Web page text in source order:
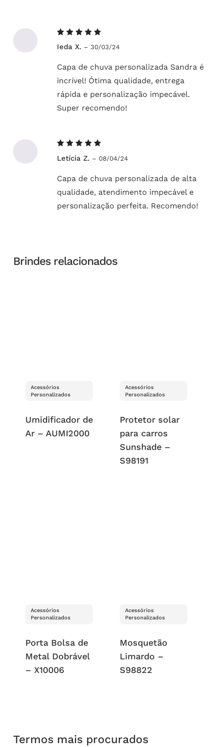
5de 5
Ieda X. – 30/03/24
Capa de chuva personalizada Sandra é
incrível! Ótima qualidade, entrega
rápida e personalização impecável.
Super recomendo!
5de 5
Letícia Z. – 08/04/24
Capa de chuva personalizada de alta
qualidade, atendimento impecável e
personalização perfeita. Recomendo!
Brindes relacionados
Acessórios
Personalizados
Umidificador de
Ar – AUMI2000
Acessórios
Personalizados
Protetor solar
para carros
Sunshade –
S98191
Acessórios
Personalizados
Porta Bolsa de
Metal Dobrável
– X10006
Acessórios
Personalizados
Mosquetão
Limardo –
S98822
Termos mais procurados